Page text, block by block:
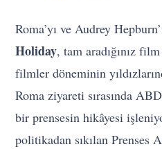
Roma’yı ve Audrey
Holiday, tam aradığınız
filmler döneminin
Roma ziyareti sırasında
bir prensesin hikâyesi
politikadan sıkılan Prenses